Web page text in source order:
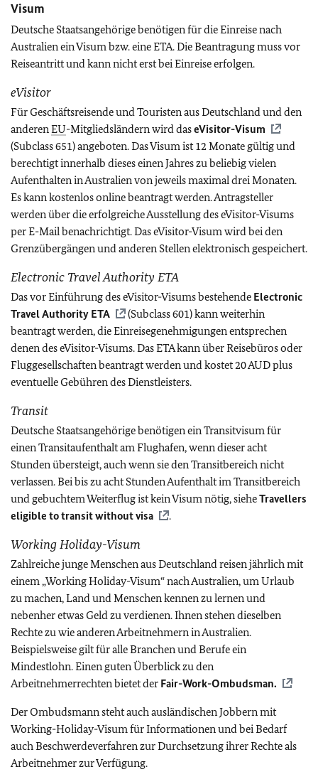
Visum
Deutsche Staatsangehörige benötigen für die Einreise nach
Australien ein Visum bzw. eine ETA. Die Beantragung muss vor
Reiseantritt und kann nicht erst bei Einreise erfolgen.
eVisitor
Für Geschäftsreisende und Touristen aus Deutschland und den
anderenEU-Mitgliedsländern wird daseVisitor-Visum
(Subclass 651) angeboten. Das Visum ist 12 Monate gültig und
berechtigt innerhalb dieses einen Jahres zu beliebig vielen
Aufenthalten in Australien von jeweils maximal drei Monaten.
Es kann kostenlos online beantragt werden. Antragsteller
werden über die erfolgreiche Ausstellung des eVisitor-Visums
per E-Mail benachrichtigt. Das eVisitor-Visum wird bei den
Grenzübergängen und anderen Stellen elektronisch gespeichert.
Electronic Travel Authority ETA
Das vor Einführung des eVisitor-Visums bestehende Electronic
Travel Authority ETA
(Subclass 601) kann weiterhin
beantragt werden, die Einreisegenehmigungen entsprechen
denen des eVisitor-Visums. Das ETA kann über Reisebüros oder
Fluggesellschaften beantragt werden und kostet 20 AUD plus
eventuelle Gebühren des Dienstleisters.
Transit
Deutsche Staatsangehörige benötigen ein Transitvisum für
einen Transitaufenthalt am Flughafen, wenn dieser acht
Stunden übersteigt, auch wenn sie den Transitbereich nicht
verlassen. Bei bis zu acht Stunden Aufenthalt im Transitbereich
und gebuchtem Weiterflug ist kein Visum nötig, sieheTravellers
eligible to transit without visa
.
Working Holiday-Visum
Zahlreiche junge Menschen aus Deutschland reisen jährlich mit
einem „Working Holiday-Visum“ nach Australien, um Urlaub
zu machen, Land und Menschen kennen zu lernen und
nebenher etwas Geld zu verdienen. Ihnen stehen dieselben
Rechte zu wie anderen Arbeitnehmern in Australien.
Beispielsweise gilt für alle Branchen und Berufe ein
Mindestlohn. Einen guten Überblick zu den
Arbeitnehmerrechten bietet der Fair-Work-Ombudsman.
Der Ombudsmann steht auch ausländischen Jobbern mit
Working-Holiday-Visum für Informationen und bei Bedarf
auch Beschwerdeverfahren zur Durchsetzung ihrer Rechte als
Arbeitnehmer zur Verfügung.